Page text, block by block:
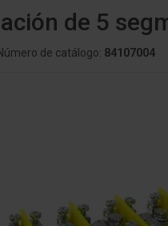
de 5
de catálogo: 84107004